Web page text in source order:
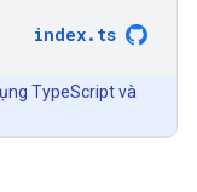
index. ts
TypeScript và